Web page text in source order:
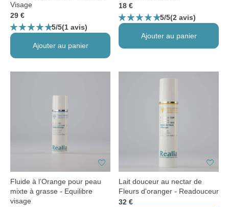
Visage
29 €
star_ratestar_ratestar_ratestar_ratestar_rate5/5(1 avis)
Ajouter au panier
18 €
star_ratestar_ratestar_ratestar_ratestar_rate5/5(2 avis)
Ajouter au panier
favorite
Fluide à l’Orange pour peau
mixte à grasse - Equilibre
visage
favorite
Lait douceur au nectar de
Fleurs d'oranger - Readouceur
32 €